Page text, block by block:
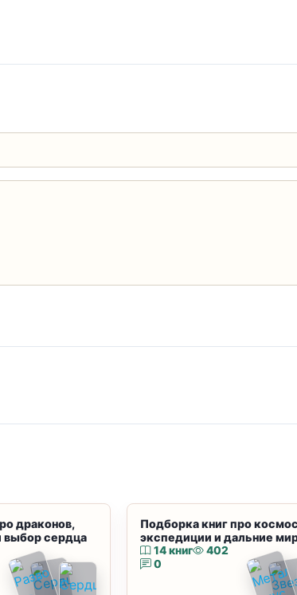
драконов,
выбор сердца
Подборка книг про
экспедиции и дальние
14 книг
402
0